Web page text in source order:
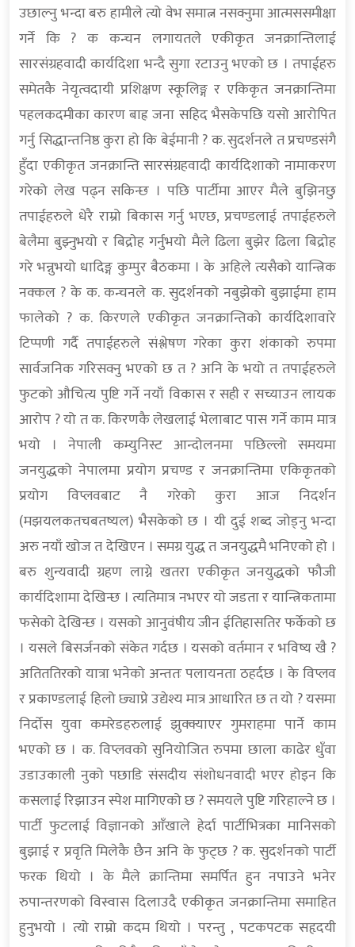
उछाल्नु भन्दा बरु हामीले त्यो वेभ समात्न नसक्नुमा आत्मससमीक्षा
गर्ने कि ? क कन्चन लगायतले एकीकृत जनक्रान्तिलाई
सारसंग्रहवादी कार्यदिशा भन्दै सुगा रटाउनु भएको छ । तपाईहरु
समेतकै नेयृत्वदायी प्रशिक्षण स्कूलिङ्ग र एकिकृत जनक्रान्तिमा
पहलकदमीका कारण बाह्र जना सहिद भैसकेपछि यसो आरोपित
गर्नु सिद्धान्तनिष्ठ कुरा हो कि बेईमानी ? क. सुदर्शनले त प्रचण्डसंगै
हुँदा एकीकृत जनक्रान्ति सारसंग्रहवादी कार्यदिशाको नामाकरण
गरेको लेख पढ्न सकिन्छ । पछि पार्टीमा आएर मैले बुझिनछु
तपाईहरुले धेरै राम्रो बिकास गर्नु भएछ, प्रचण्डलाई तपाईहरुले
बेलैमा बुझ्नुभयो र बिद्राेह गर्नुभयो मैले ढिला बुझेर ढिला बिद्राेह
गरे भन्नुभयो धादिङ्ग कुम्पुर बैठकमा । के अहिले त्यसैको यान्त्रिक
नक्कल ? के क. कन्चनले क. सुदर्शनको नबुझेको बुझाईमा हाम
फालेको ? क. किरणले एकीकृत जनक्रान्तिको कार्यदिशावारे
टिप्पणी गर्दै तपाईहरुले संश्लेषण गरेका कुरा शंकाको रुपमा
सार्वजनिक गरिसक्नु भएको छ त ? अनि के भयो त तपाईहरुले
फुटको औचित्य पुष्टि गर्ने नयाँ विकास र सही र सच्याउन लायक
आरोप ? यो त क. किरणकै लेखलाई भेलाबाट पास गर्ने काम मात्र
भयो । नेपाली कम्युनिस्ट आन्दोलनमा पछिल्लो समयमा
जनयुद्धको नेपालमा प्रयोग प्रचण्ड र जनक्रान्तिमा एकिकृतको
प्रयोग विप्लवबाट नै गरेको कुरा आज निदर्शन
(मझयलकतचबतष्यल) भैसकेको छ । यी दुई शब्द जोड्नु भन्दा
अरु नयाँ खोज त देखिएन । समग्र युद्ध त जनयुद्धमै भनिएको हो ।
बरु शुन्यवादी ग्रहण लाग्ने खतरा एकीकृत जनयुद्धको फौजी
कार्यदिशामा देखिन्छ । त्यतिमात्र नभएर यो जडता र यान्त्रिकतामा
फसेको देखिन्छ । यसको आनुवंषीय जीन ईतिहासतिर फर्केको छ
। यसले बिसर्जनको संकेत गर्दछ । यसको वर्तमान र भविष्य खै ?
अतिततिरको यात्रा भनेको अन्ततः पलायनता ठहर्दछ । के विप्लव
र प्रकाण्डलाई हिलो छ्याप्ने उद्येश्य मात्र आधारित छ त यो ? यसमा
निर्दोस युवा कमरेडहरुलाई झुक्क्याएर गुमराहमा पार्ने काम
भएको छ । क. विप्लवको सुनियोजित रुपमा छाला काढेर धुँवा
उडाउकाली नुको पछाडि संसदीय संशोधनवादी भएर होइन कि
कसलाई रिझाउन स्पेश मागिएको छ ? समयले पुष्टि गरिहाल्ने छ ।
पार्टी फुटलाई विज्ञानको आँखाले हेर्दा पार्टीभित्रका मानिसको
बुझाई र प्रवृति मिलेकै छैन अनि के फुट्छ ? क. सुदर्शनको पार्टी
फरक थियो । के मैले क्रान्तिमा समर्पित हुन नपाउने भनेर
रुपान्तरणको विस्वास दिलाउदै एकीकृत जनक्रान्तिमा समाहित
हुनुभयो । त्यो राम्रो कदम थियो । परन्तु , पटकपटक सहृदयी